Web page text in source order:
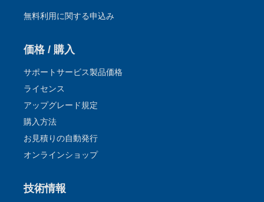
無料利用に関する申込み
価格 / 購入
サポートサービス製品価格
ライセンス
アップグレード規定
購入方法
お見積りの自動発行
オンラインショップ
技術情報